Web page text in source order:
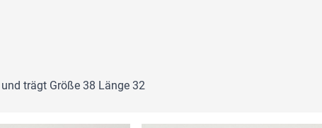
trägt Größe 38 Länge 32